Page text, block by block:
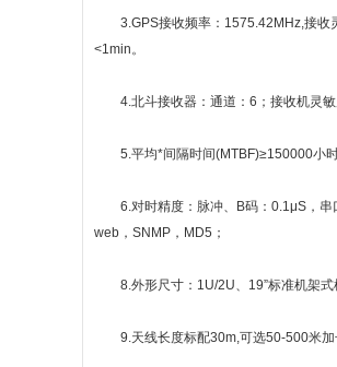
3.GPS接收频率：1575.42MHz,接收
<1min。
4.北斗接收器：通道：6；接收机灵敏
5.平均*间隔时间(MTBF)≥150000小时
6.对时精度：脉冲、B码：0.1μS，串
web，SNMP，MD5；
8.外形尺寸：1U/2U、19”标准机架式
9.天线长度标配30m,可选50-500米加